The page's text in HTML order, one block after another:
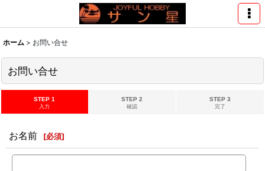
ホーム > お問い合せ
お問い合せ
STEP 1
入力
STEP 2
確認
STEP 3
完了
お名前 [必須]